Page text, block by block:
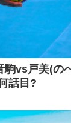
駒vs戸美(の
話目?